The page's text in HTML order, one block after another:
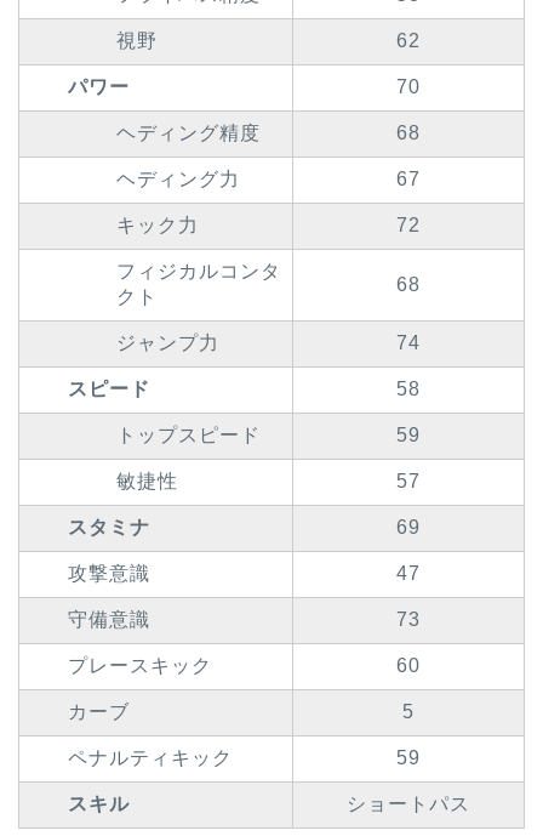
視野 62
パワー 70
ヘディング精度 68
ヘディング力 67
キック力 72
フィジカルコンタ
クト
68
ジャンプ力 74
スピード 58
トップスピード 59
敏捷性 57
スタミナ 69
攻撃意識 47
守備意識 73
プレースキック 60
カーブ 5
ペナルティキック 59
スキル ショートパス